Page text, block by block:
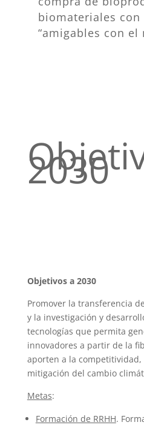
biomateriales con
“amigables con el
2030
Objetivos a 2030
Promover la transferencia
y la investigación y
tecnologías que permita
innovadores a partir de la
aporten a la
mitigación del cambio
Metas:
Formación de RRHH.